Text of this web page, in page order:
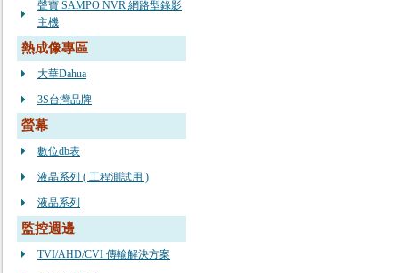
聲寶 SAMPO NVR 網路型錄影
主機
熱成像專區
大華Dahua
3S台灣品牌
螢幕
數位db表
液晶系列 ( 工程測試用 )
液晶系列
監控週邊
TVI/AHD/CVI 傳輸解決方案